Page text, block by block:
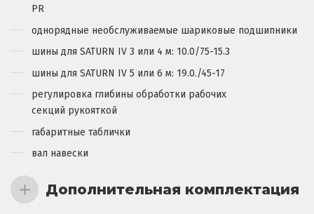
PR
однорядные необслуживаемые шариковые подшипники
шины для SATURN IV 3 или 4 м: 10.0/75-15.3
шины для SATURN IV 5 или 6 м: 19.0./45-17
регулировка глибины обработки рабочих
секций рукояткой
габаритные таблички
вал навески
Дополнительная комплектация